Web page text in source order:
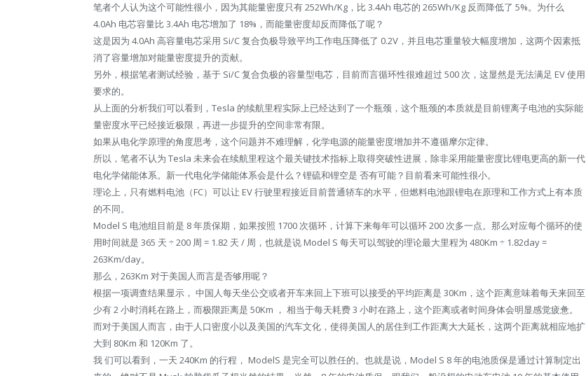
笔者个人认为这个可能性很小，因为其能量密度只有 252Wh/Kg，比 3.4Ah 电芯的 265Wh/Kg 反而降低了 5%。为什么
4.0Ah 电芯容量比 3.4Ah 电芯增加了 18%，而能量密度却反而降低了呢？
这是因为 4.0Ah 高容量电芯采用 Si/C 复合负极导致平均工作电压降低了 0.2V，并且电芯重量较大幅度增加，这两个因素抵
消了容量增加对能量密度提升的贡献。
另外，根据笔者测试经验，基于 Si/C 复合负极的容量型电芯，目前而言循环性很难超过 500 次，这显然是无法满足 EV 使用
要求的。
从上面的分析我们可以看到，Tesla 的续航里程实际上已经达到了一个瓶颈，这个瓶颈的本质就是目前锂离子电池的实际能
量密度水平已经接近极限，再进一步提升的空间非常有限。
如果从电化学原理的角度思考，这个问题并不难理解，化学电源的能量密度增加并不遵循摩尔定律。
所以，笔者不认为 Tesla 未来会在续航里程这个最关键技术指标上取得突破性进展，除非采用能量密度比锂电更高的新一代
电化学储能体系。新一代电化学储能体系会是什么？锂硫和锂空是 否有可能？目前看来可能性很小。
理论上，只有燃料电池（FC）可以让 EV 行驶里程接近目前普通轿车的水平，但燃料电池跟锂电在原理和工作方式上有本质
的不同。
Model S 电池组目前是 8 年质保期，如果按照 1700 次循环，计算下来每年可以循环 200 次多一点。那么对应每个循环的使
用时间就是 365 天 ÷ 200 周 = 1.82 天 / 周，也就是说 Model S 每天可以驾驶的理论最大里程为 480Km ÷ 1.82day =
263Km/day。
那么，263Km 对于美国人而言是否够用呢？
根据一项调查结果显示， 中国人每天坐公交或者开车来回上下班可以接受的平均距离是 30Km，这个距离意味着每天来回至
少有 2 小时消耗在路上，而极限距离是 50Km ， 相当于每天耗费 3 小时在路上，这个距离或者时间身体会明显感觉疲惫。
而对于美国人而言，由于人口密度小以及美国的汽车文化，使得美国人的居住到工作距离大大延长，这两个距离就相应地扩
大到 80Km 和 120Km 了。
我 们可以看到，一天 240Km 的行程， ModelS 是完全可以胜任的。也就是说，Model S 8 年的电池质保是通过计算制定出